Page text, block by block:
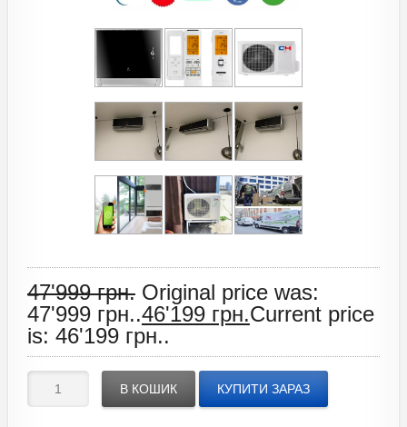
47'999грн. Original price was:
47'999 грн..46'199грн.Current price
is: 46'199 грн..
В КОШИК КУПИТИ ЗАРАЗ